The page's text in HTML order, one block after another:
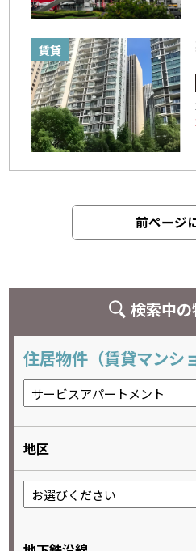
賃貸
前ページ
検索中
住居物件（賃貸マンシ
地区